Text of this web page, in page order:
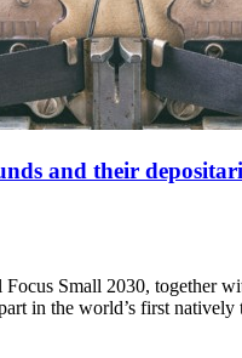
and their
Focus Small 2030, together
in the world’s first natively